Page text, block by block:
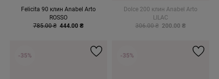
Felicita 90 клин Anabel Arto
ROSSO
785.00 ₴ 444.00 ₴
Dolce 200 клин Anabel Arto
LILAC
306.00 ₴ 200.00 ₴
-35% -35%